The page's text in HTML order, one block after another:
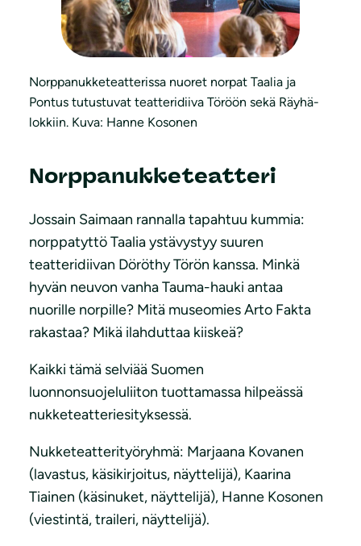
Norppanukketeatterissa nuoret norpat Taalia ja
Pontus tutustuvat teatteridiiva Töröön sekä Räyhä-
lokkiin. Kuva: Hanne Kosonen
Norppanukketeatteri
Jossain Saimaan rannalla tapahtuu kummia:
norppatyttö Taalia ystävystyy suuren
teatteridiivan Döröthy Törön kanssa. Minkä
hyvän neuvon vanha Tauma-hauki antaa
nuorille norpille? Mitä museomies Arto Fakta
rakastaa? Mikä ilahduttaa kiiskeä?
Kaikki tämä selviää Suomen
luonnonsuojeluliiton tuottamassa hilpeässä
nukketeatteriesityksessä.
Nukketeatterityöryhmä: Marjaana Kovanen
(lavastus, käsikirjoitus, näyttelijä), Kaarina
Tiainen (käsinuket, näyttelijä), Hanne Kosonen
(viestintä, traileri, näyttelijä).